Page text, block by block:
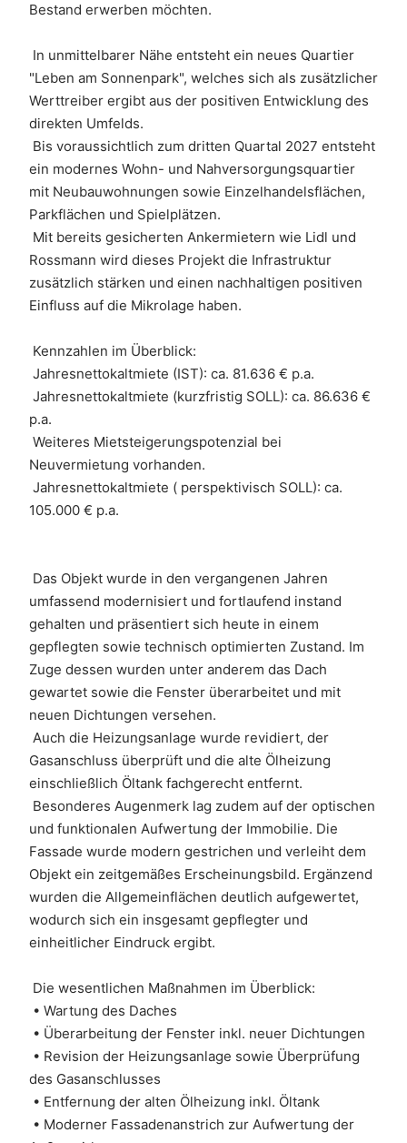
Bestand erwerben möchten.
"Leben am Sonnenpark", welches sich als zusätzlicher
Werttreiber ergibt aus der positiven Entwicklung des
direkten Umfelds.
ein modernes Wohn- und Nahversorgungsquartier
mit Neubauwohnungen sowie Einzelhandelsflächen,
Parkflächen und Spielplätzen.
Rossmann wird dieses Projekt die Infrastruktur
zusätzlich stärken und einen nachhaltigen positiven
Einfluss auf die Mikrolage haben.
Kennzahlen im Überblick:
Jahresnettokaltmiete (IST): ca. 81.636 € p.a.
p.a.
Neuvermietung vorhanden.
105.000 € p.a.
umfassend modernisiert und fortlaufend instand
gehalten und präsentiert sich heute in einem
gepflegten sowie technisch optimierten Zustand. Im
Zuge dessen wurden unter anderem das Dach
gewartet sowie die Fenster überarbeitet und mit
neuen Dichtungen versehen.
Gasanschluss überprüft und die alte Ölheizung
einschließlich Öltank fachgerecht entfernt.
und funktionalen Aufwertung der Immobilie. Die
Fassade wurde modern gestrichen und verleiht dem
Objekt ein zeitgemäßes Erscheinungsbild. Ergänzend
wurden die Allgemeinflächen deutlich aufgewertet,
wodurch sich ein insgesamt gepflegter und
einheitlicher Eindruck ergibt.
Die wesentlichen Maßnahmen im Überblick:
• Wartung des Daches
• Überarbeitung der Fenster inkl. neuer Dichtungen
des Gasanschlusses
• Entfernung der alten Ölheizung inkl. Öltank